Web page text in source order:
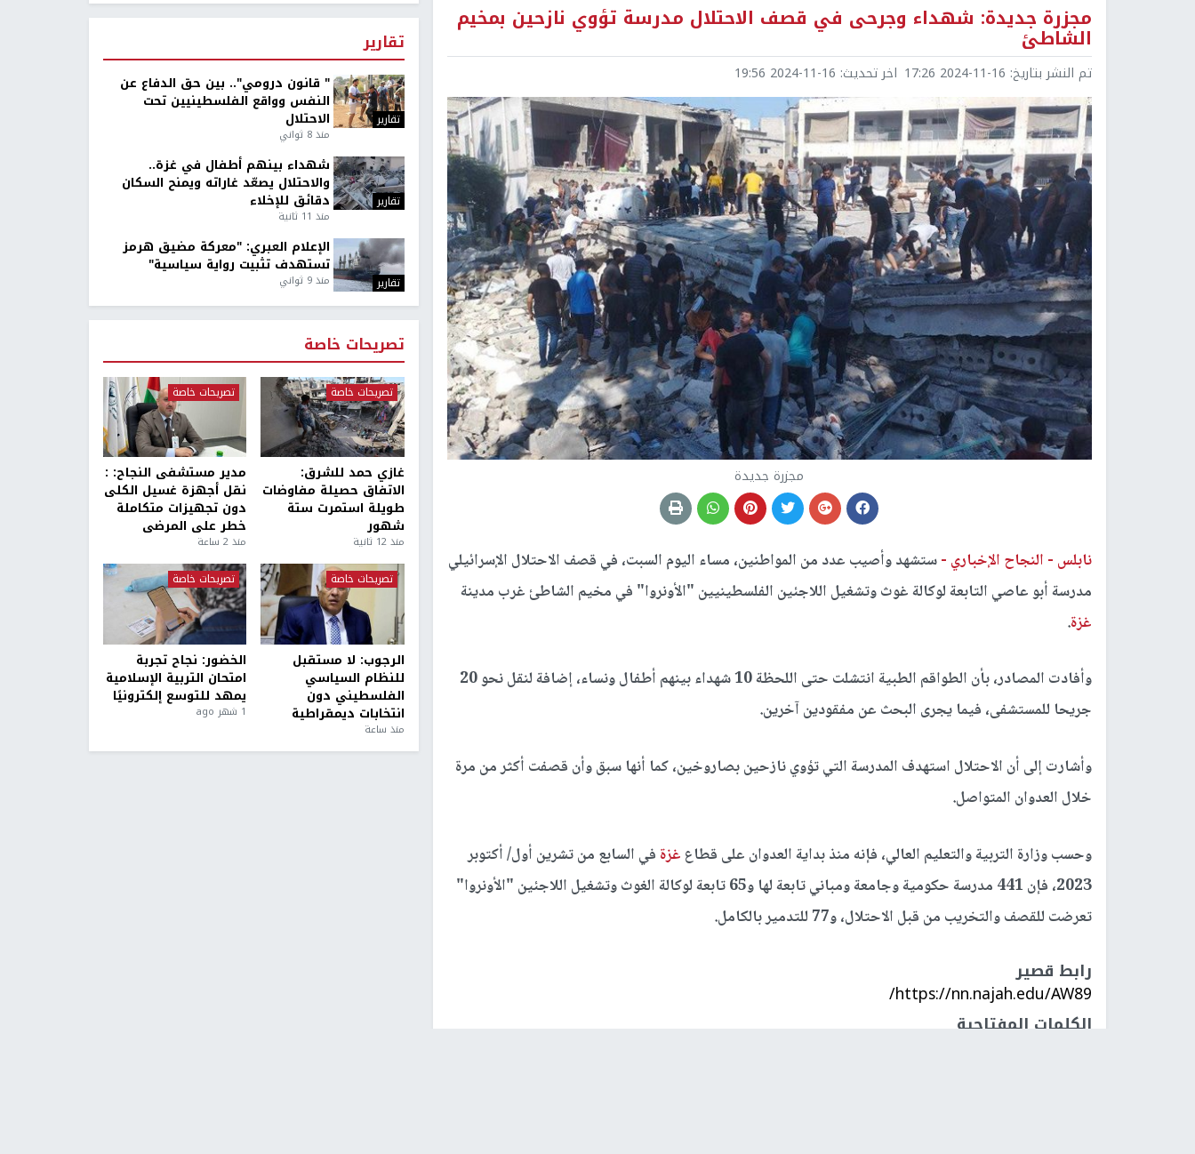
مجزرة جديدة: شهداء وجرحى في قصف الاحتلال مدرسة تؤوي نازحين بمخيم
الشاطئ
تم النشر بتاريخ: 2024-11-16 17:26 اخر تحديث: 2024-11-16 19:56
مجزرة جديدة
نابلس - النجاح الإخباري -ستشهد وأصيب عدد من المواطنين، مساء اليوم السبت، في قصف الاحتلال الإسرائيلي
مدرسة أبو عاصي التابعة لوكالة غوث وتشغيل اللاجئين الفلسطينيين "الأونروا" في مخيم الشاطئ غرب مدينة
غزة.
وأفادت المصادر، بأن الطواقم الطبية انتشلت حتى اللحظة 10 شهداء بينهم أطفال ونساء، إضافة لنقل نحو 20
جريحا للمستشفى، فيما يجرى البحث عن مفقودين آخرين.
وأشارت إلى أن الاحتلال استهدف المدرسة التي تؤوي نازحين بصاروخين، كما أنها سبق وأن قصفت أكثر من مرة
خلال العدوان المتواصل.
وحسب وزارة التربية والتعليم العالي، فإنه منذ بداية العدوان على قطاع غزة في السابع من تشرين أول/ أكتوبر
2023، فإن 441 مدرسة حكومية وجامعة ومباني تابعة لها و65 تابعة لوكالة الغوث وتشغيل اللاجئين "الأونروا"
تعرضت للقصف والتخريب من قبل الاحتلال، و77 للتدمير بالكامل.
رابط قصير
https://nn.najah.edu/AW89/
الكلمات المفتاحية
تقارير
تقارير
" قانون درومي".. بين حق الدفاع عن
النفس وواقع الفلسطينيين تحت
الاحتلال
منذ 8 ثواني
تقارير
شهداء بينهم أطفال في غزة..
والاحتلال يصعّد غاراته ويمنح السكان
دقائق للإخلاء
منذ 11 ثانية
تقارير
الإعلام العبري: "معركة مضيق هرمز
تستهدف تثبيت رواية سياسية"
منذ 9 ثواني
تصريحات خاصة
تصريحات خاصة
غازي حمد للشرق:
الاتفاق حصيلة مفاوضات
طويلة استمرت ستة
شهور
منذ 12 ثانية
تصريحات خاصة
مدير مستشفى النجاح: :
نقل أجهزة غسيل الكلى
دون تجهيزات متكاملة
خطر على المرضى
منذ 2 ساعة
تصريحات خاصة
الرجوب: لا مستقبل
للنظام السياسي
الفلسطيني دون
انتخابات ديمقراطية
منذ ساعة
تصريحات خاصة
الخضور: نجاح تجربة
امتحان التربية الإسلامية
يمهد للتوسع إلكترونيًا
1 شهر ago